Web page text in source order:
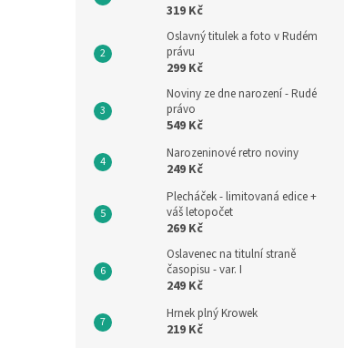
319 Kč
Oslavný titulek a foto v Rudém
právu
299 Kč
Noviny ze dne narození - Rudé
právo
549 Kč
Narozeninové retro noviny
249 Kč
Plecháček - limitovaná edice +
váš letopočet
269 Kč
Oslavenec na titulní straně
časopisu - var. I
249 Kč
Hrnek plný Krowek
219 Kč